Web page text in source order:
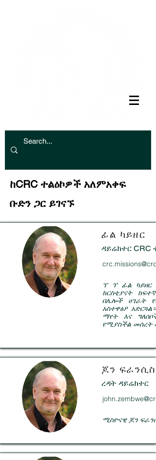
ከCRC ተልዕኮዎች አለምአቀፍ
ቡድን ጋር ይገናኙ
ፊል ካይዘር
ዳይሬክተር CRC
ፕ ፕ ፊል ካይዘር
ክርስቲያናት
በሌሎች ሀገራት
አስተዋፅዖ
ማየት እና
የሚያስችል መሰረት
ጆን
ረዳት ዳይሬክተር
ሚስዮናዊ ጆን